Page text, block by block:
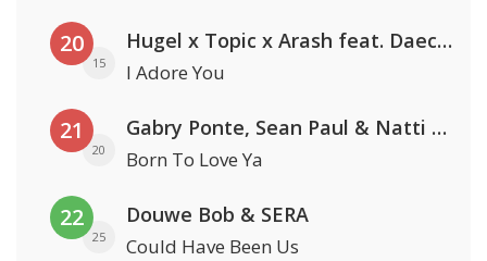
20
15
Hugel x Topic x Arash feat. Daecolm
I Adore You
21
20
Gabry Ponte, Sean Paul & Natti Natasha
Born To Love Ya
22
25
Douwe Bob & SERA
Could Have Been Us